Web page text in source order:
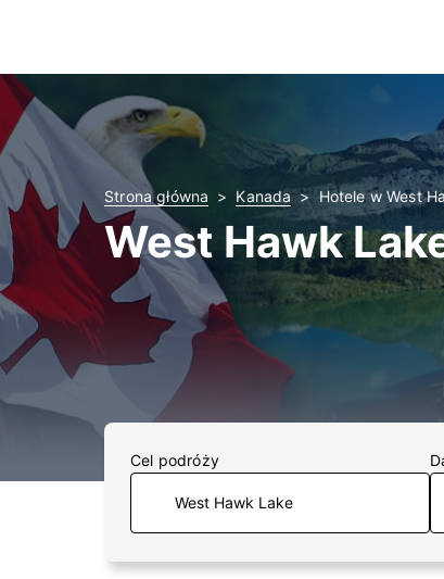
Strona główna Kanada Hotele w West
West Hawk
Cel podróży